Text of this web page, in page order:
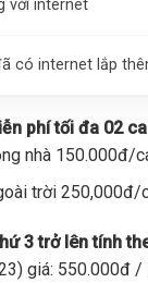
với internet
có internet lắp
phí tối đa 02
nhà 150.000đ/
trời 250,000đ/
3 trở lên tính
giá: 550.000đ